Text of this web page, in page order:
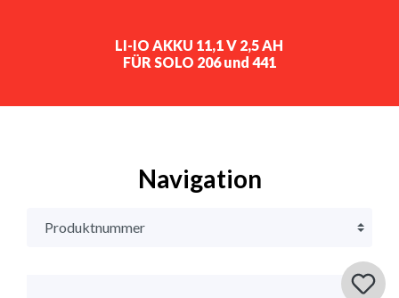
LI-IO AKKU 11,1 V 2,5 AH
FÜR SOLO 206 und 441
Navigation